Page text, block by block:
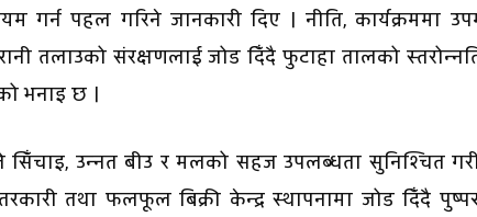
गर्न पहल गरिने जानकारी दिए । नीति, कार्यक्रममा
रानी तलाउको संरक्षणलाई जोड दिँदै फुटाहा तालको
भनाइ छ ।
सिँचाइ, उन्नत बीउ र मलको सहज उपलब्धता सुनिश्चित
तथा फलफूल बिक्री केन्द्र स्थापनामा जोड दिँदै